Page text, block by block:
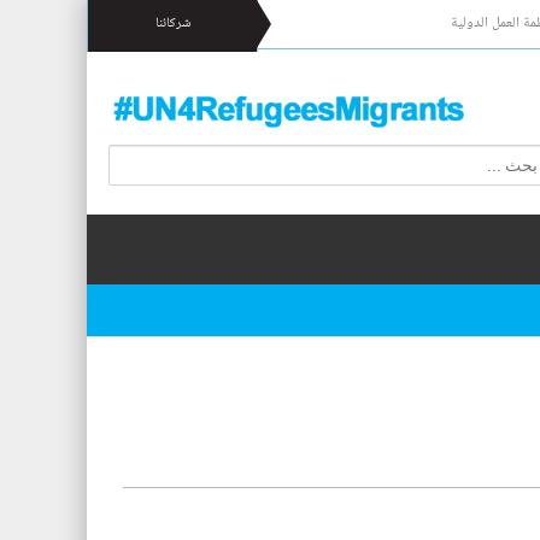
العمل الدولية شركائنا